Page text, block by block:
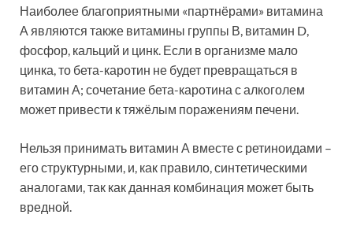
Наиболее благоприятными «партнёрами» витамина
А являются также витамины группы В, витамин D,
фосфор, кальций и цинк. Если в организме мало
цинка, то бета-каротин не будет превращаться в
витамин А; сочетание бета-каротина с алкоголем
может привести к тяжёлым поражениям печени.
Нельзя принимать витамин А вместе с ретиноидами –
его структурными, и, как правило, синтетическими
аналогами, так как данная комбинация может быть
вредной.